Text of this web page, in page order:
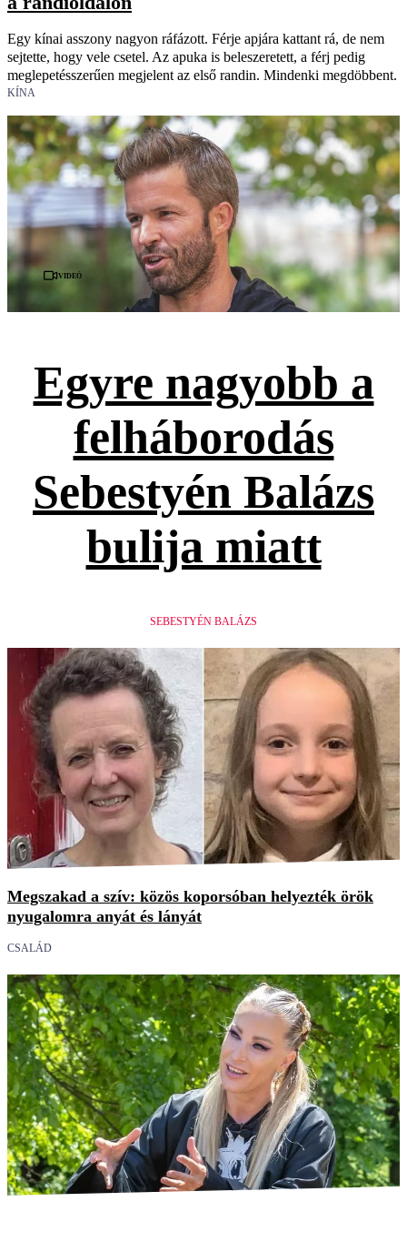
Egy kínai asszony nagyon ráfázott. Férje apjára kattant rá, de nem
sejtette, hogy vele csetel. Az apuka is beleszeretett, a férj pedig
meglepetésszerűen megjelent az első randin. Mindenki megdöbbent.
KÍNA
Videó
Egyre nagyobb a
felháborodás
Sebestyén Balázs
bulija miatt
SEBESTYÉN BALÁZS
Megszakad a szív: közös koporsóban helyezték örök
nyugalomra anyát és lányát
CSALÁD